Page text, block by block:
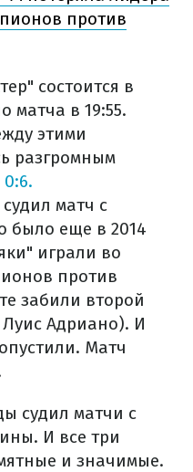
против
состоится в
матча в 19:55.
этими
разгромным
матч с
было еще в 2014
играли во
против
забили второй
Луис Адриано). И
Матч
судил матчи с
И все три
и значимые.